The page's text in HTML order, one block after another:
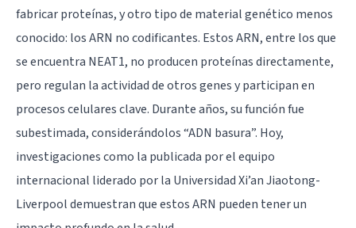
fabricar proteínas, y otro tipo de material genético menos
conocido: los ARN no codificantes. Estos ARN, entre los que
se encuentra NEAT1, no producen proteínas directamente,
pero regulan la actividad de otros genes y participan en
procesos celulares clave. Durante años, su función fue
subestimada, considerándolos “ADN basura”. Hoy,
investigaciones como la publicada por el equipo
internacional liderado por la Universidad Xi’an Jiaotong-
Liverpool demuestran que estos ARN pueden tener un